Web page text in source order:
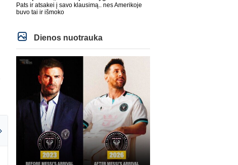
Pats ir atsakei į savo klausimą.. nes Amerikoje
buvo tai ir išmoko
Dienos nuotrauka